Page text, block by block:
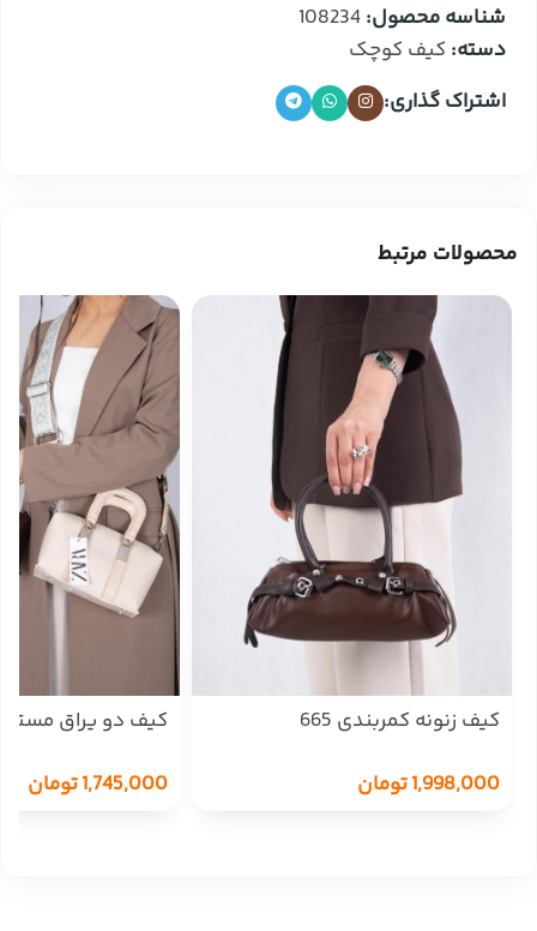
شناسه محصول:108234
دسته: کیف کوچک
اشتراک گذاری:
محصولات مرتبط
کیف زنونه کمربندی 665
1,998,000تومان
کیف دو یراق مستطیل
1,745,000تومان